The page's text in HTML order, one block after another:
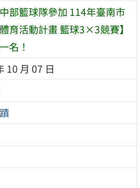
部籃球隊參加 114年臺南市
育活動計畫 籃球3×3競賽】
名！
10 月 07 日